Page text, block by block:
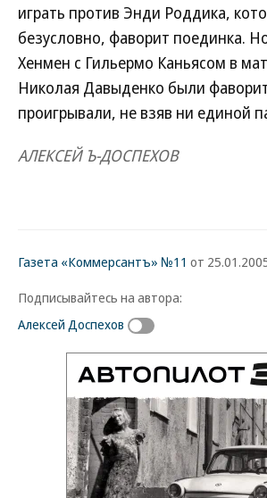
играть против Энди Роддика,
безусловно, фаворит поединка.
Хенмен с Гильермо Каньясом в
Николая Давыденко были
проигрывали, не взяв ни единой
АЛЕКСЕЙ Ъ-ДОСПЕХОВ
Газета «Коммерсантъ» №11 от
Подписывайтесь на автора:
Алексей Доспехов